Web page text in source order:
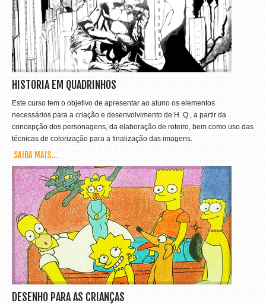
HISTORIA EM QUADRINHOS
Este curso tem o objetivo de apresentar ao aluno os elementos
necessários para a criação e desenvolvimento de H. Q., a partir da
concepção dos personagens, da elaboração de roteiro, bem como uso das
técnicas de colorização para a finalização das imagens.
SAIBA MAIS…
DESENHO PARA AS CRIANÇAS